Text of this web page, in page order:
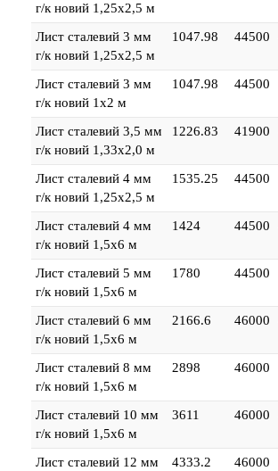
г/к новий 1,25х2,5 м
Лист сталевий 3 мм
г/к новий 1,25х2,5 м
1047.98 44500
Лист сталевий 3 мм
г/к новий 1х2 м
1047.98 44500
Лист сталевий 3,5 мм
г/к новий 1,33х2,0 м
1226.83 41900
Лист сталевий 4 мм
г/к новий 1,25х2,5 м
1535.25 44500
Лист сталевий 4 мм
г/к новий 1,5х6 м
1424 44500
Лист сталевий 5 мм
г/к новий 1,5х6 м
1780 44500
Лист сталевий 6 мм
г/к новий 1,5х6 м
2166.6 46000
Лист сталевий 8 мм
г/к новий 1,5х6 м
2898 46000
Лист сталевий 10 мм
г/к новий 1,5х6 м
3611 46000
Лист сталевий 12 мм 4333.2 46000